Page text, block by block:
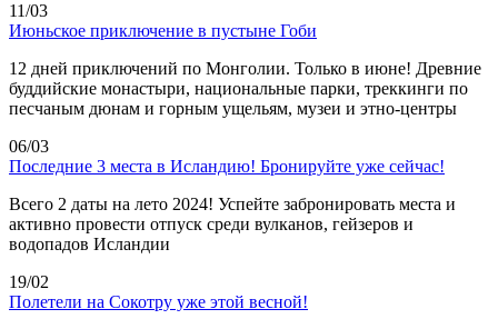
11/03
Июньское приключение в пустыне Гоби
12 дней приключений по Монголии. Только в июне! Древние
буддийские монастыри, национальные парки, треккинги по
песчаным дюнам и горным ущельям, музеи и этно-центры
06/03
Последние 3 места в Исландию! Бронируйте уже сейчас!
Всего 2 даты на лето 2024! Успейте забронировать места и
активно провести отпуск среди вулканов, гейзеров и
водопадов Исландии
19/02
Полетели на Сокотру уже этой весной!